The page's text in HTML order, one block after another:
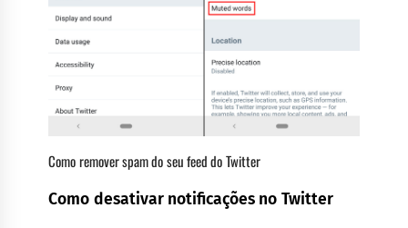
Como remover spam do seu feed do Twitter
Como desativar notificações no Twitter